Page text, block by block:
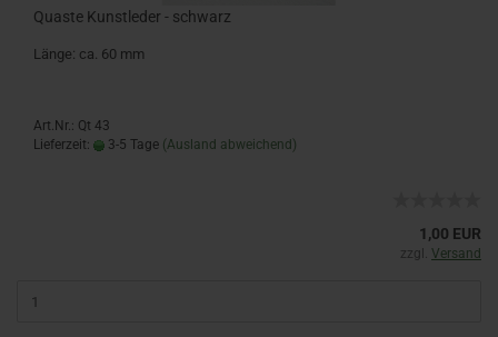
Quaste Kunstleder - schwarz
Länge: ca. 60 mm
Art.Nr.: Qt 43
Lieferzeit:
3-5 Tage (Ausland abweichend)
1,00 EUR
zzgl. Versand